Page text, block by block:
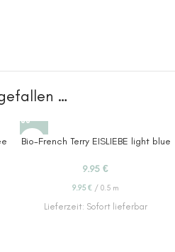
…
Bio-French Terry EISLIEBE light blue
9.95 €
9.95 € / 0.5 m
Lieferzeit: Sofort lieferbar